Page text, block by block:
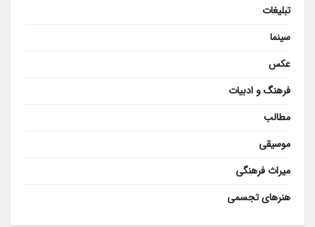
تبلیغات
سینما
عکس
فرهنگ و ادبیات
مطالب
موسیقی
میراث فرهنگی
هنرهای تجسمی